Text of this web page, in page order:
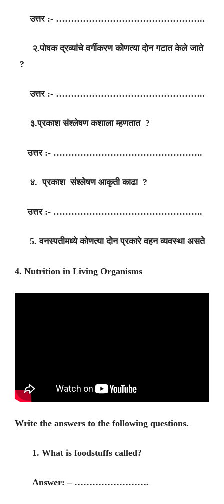
उत्तर :- …………………………………………..
२.पोषक द्रव्यांचे वर्गीकरण कोणत्या दोन गटात केले जाते
?
उत्तर :- …………………………………………..
३.प्रकाश संश्लेषण कशाला म्हणतात ?
उत्तर :- …………………………………………..
४. प्रकाश संश्लेषण आकृती काढा ?
उत्तर :- …………………………………………..
5. वनस्पतीमध्ये कोणत्या दोन प्रकारे वहन व्यवस्था असते
4. Nutrition in Living Organisms
Write the answers to the following questions.
1. What is foodstuffs called?
Answer: – …………………….